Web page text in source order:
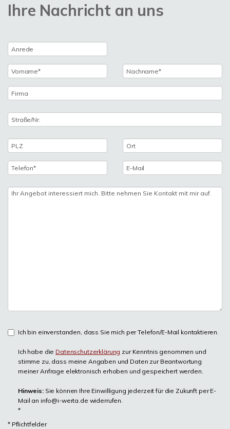
Ihre Nachricht an uns
Ich bin einverstanden, dass Sie mich per Telefon/E-Mail kontaktieren.
Ich habe die Datenschutzerklärung zur Kenntnis genommen und
stimme zu, dass meine Angaben und Daten zur Beantwortung
meiner Anfrage elektronisch erhoben und gespeichert werden.
Hinweis: Sie können Ihre Einwilligung jederzeit für die Zukunft per E-
Mail an info@i-werta.de widerrufen.
*
* Pflichtfelder